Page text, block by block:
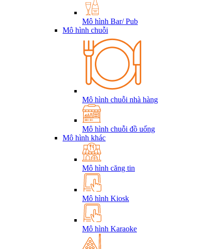
Mô hình Bar/ Pub
Mô hình chuỗi
Mô hình chuỗi nhà hàng
Mô hình chuỗi đồ uống
Mô hình khác
Mô hình căng tin
Mô hình Kiosk
Mô hình Karaoke